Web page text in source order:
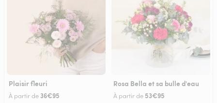
Plaisir fleuri
À partir de 36€95
Rosa Bella et sa bulle d'eau
À partir de 53€95